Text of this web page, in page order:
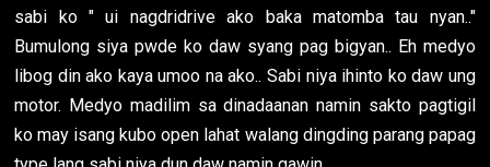
sabi ko " ui nagdridrive ako baka matomba tau nyan.."
Bumulong siya pwde ko daw syang pag bigyan.. Eh medyo
libog din ako kaya umoo na ako.. Sabi niya ihinto ko daw ung
motor. Medyo madilim sa dinadaanan namin sakto pagtigil
ko may isang kubo open lahat walang dingding parang papag